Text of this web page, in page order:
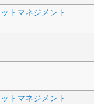
トマネジメント
トマネジメント